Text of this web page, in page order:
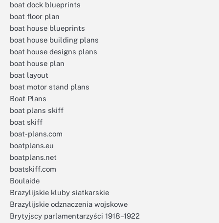
boat dock blueprints
boat floor plan
boat house blueprints
boat house building plans
boat house designs plans
boat house plan
boat layout
boat motor stand plans
Boat Plans
boat plans skiff
boat skiff
boat-plans.com
boatplans.eu
boatplans.net
boatskiff.com
Boulaide
Brazylijskie kluby siatkarskie
Brazylijskie odznaczenia wojskowe
Brytyjscy parlamentarzyści 1918–1922